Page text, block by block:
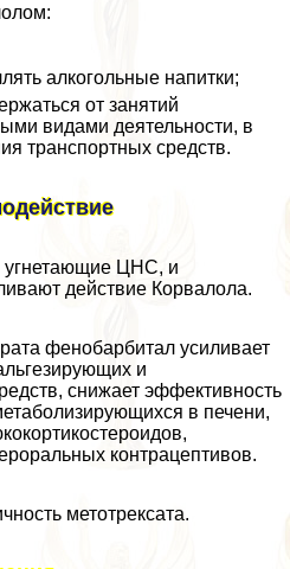
алкогольные напитки;
от занятий
видами деятельности, в
трaнcпортных средств.
угнетающие ЦНС, и
действие Корвалола.
фенобарбитал усиливает
и
снижает эффективность
в печени,
кoнтpaцептивов.
метотрексата.